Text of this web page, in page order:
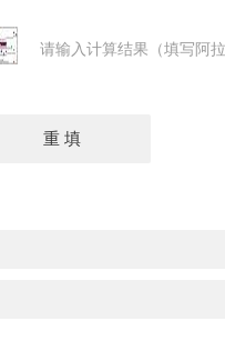
请输入计算结果（填写阿